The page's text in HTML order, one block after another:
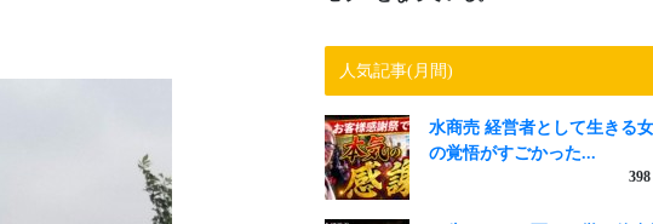
人気記事(月間)
水商売 経営者として生きる
の覚悟がすごかった...